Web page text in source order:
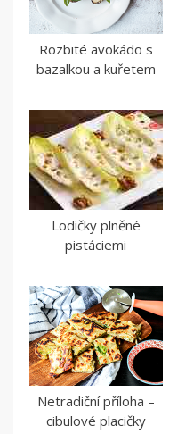
Rozbité avokádo s
bazalkou a kuřetem
Lodičky plněné
pistáciemi
Netradiční příloha –
cibulové placičky